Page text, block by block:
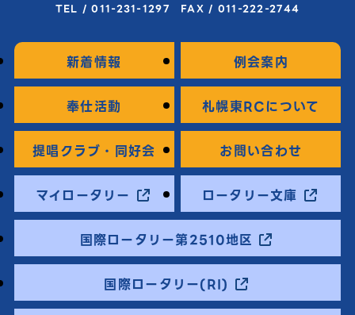
TEL / 011-231-1297 FAX / 011-222-2744
新着情報 例会案内
奉仕活動 札幌東RCについて
提唱クラブ・同好会 お問い合わせ
マイロータリー ロータリー文庫
国際ロータリー第2510地区
国際ロータリー(RI)